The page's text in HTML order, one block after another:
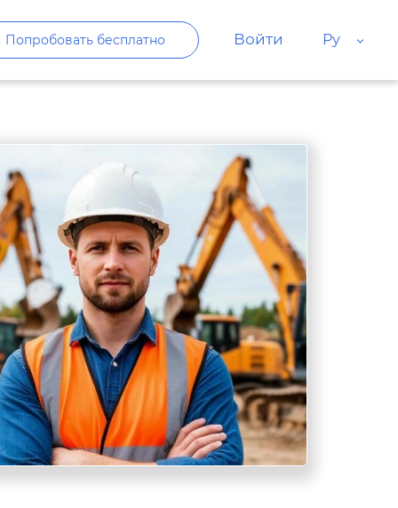
Попробовать бесплатно Войти Ру